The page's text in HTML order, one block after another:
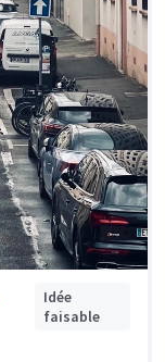
Idée
faisable